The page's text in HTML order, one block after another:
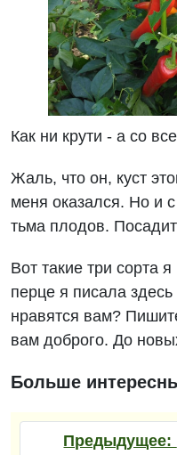
Как ни крути - а со
Жаль, что он, куст
меня оказался. Но и
тьма плодов.
Вот такие три сорта
перце я писала
нравятся вам?
вам доброго. До
Больше
Предыдущее: